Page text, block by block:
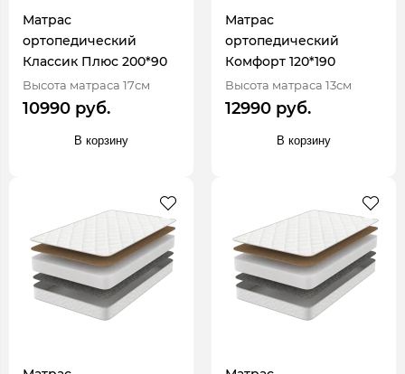
Матрас
ортопедический
Классик Плюс 200*90
Высота матраса 17см
10990 руб.
В корзину
Матрас
ортопедический
Комфорт 120*190
Высота матраса 13см
12990 руб.
В корзину